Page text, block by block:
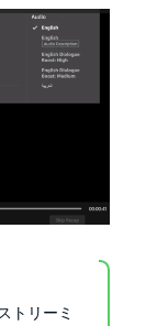
トリーミ